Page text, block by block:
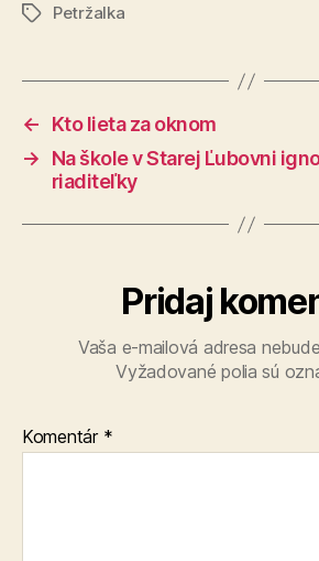
ZnačkyPetržalka
←
Kto lieta za oknom
→
Na škole v Starej Ľubovni
riaditeľky
Pridaj
Vaša e-mailová adresa
Vyžadované polia sú
Komentár *